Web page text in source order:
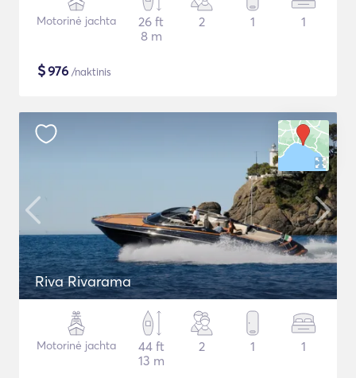
Motorinė jachta
26 ft
8 m
2 1 1
$976 /naktinis
Riva Rivarama
Motorinė jachta
44 ft
13 m
2 1 1